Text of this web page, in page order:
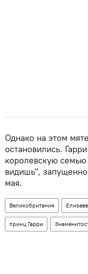
Однако на этом
остановились.
королевскую
видишь",
мая.
Великобритания
принц Гарри